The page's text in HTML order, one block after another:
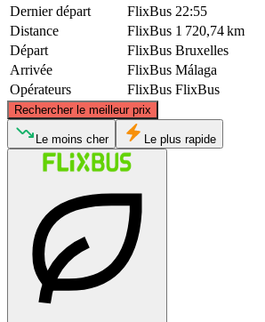
Dernier départ
FlixBus 22:55
Distance
FlixBus 1 720,74 km
Départ
FlixBus Bruxelles
Arrivée
FlixBus Málaga
Opérateurs
FlixBus FlixBus
Rechercher le meilleur prix
©CARTO
Le moins cher Le plus rapide